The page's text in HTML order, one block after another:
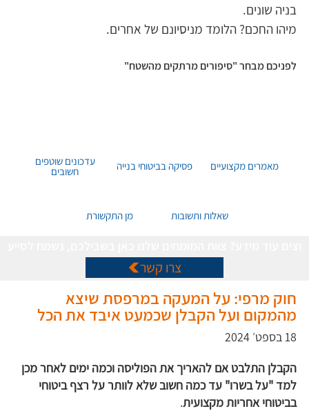
בניה שונים.
מיהו החכם? הלומד מניסיונם של אחרים.
לפניכם מבחר "סיפורים מרתקים מהשטח"
מאמרים מקצועיים פסיקה בביטוחי בנייה עדכונים שוטפים
חשובים
שאלות ותשובות מן התקשורת
צרו קשר
חוק מרפי: על המעקה במרפסת שיצא
מהמקום ועל הקבלן שכמעט איבד את הכל
18 בספט׳ 2024
הקבלן התלבט אם להאריך את הפוליסה וכמה ימים לאחר מכן
למד "על בשרו" עד כמה חשוב שלא לוותר על רצף ביטוחי
בביטוחי אחריות מקצועית.